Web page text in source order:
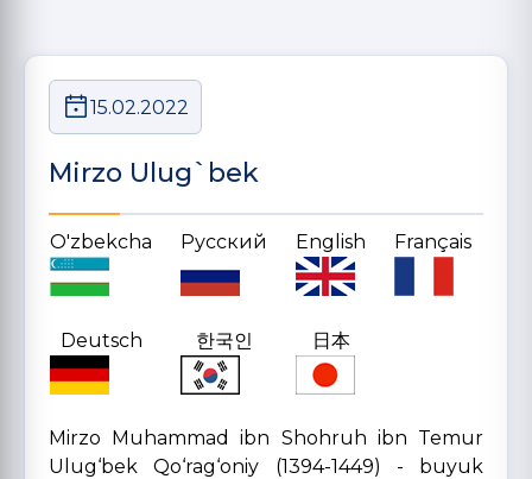
15.02.2022
Mirzo Ulug`bek
O'zbekcha Русский English Français
Deutsch 한국인 日本
Mirzo Muhammad ibn Shohruh ibn Temur
Ulug‘bek Qo‘rag‘oniy (1394-1449) - buyuk